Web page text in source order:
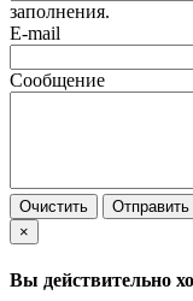
заполнения.
E-mail
Сообщение
Очистить
Отправить
×
Вы действительно